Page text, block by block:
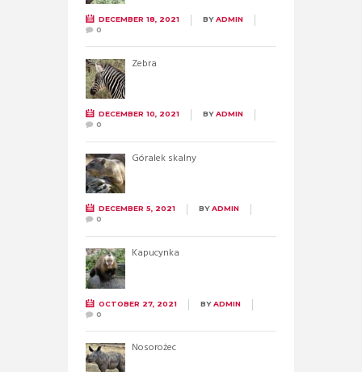
DECEMBER 18, 2021 BYADMIN
0
Zebra
DECEMBER 10, 2021 BYADMIN
0
Góralek skalny
DECEMBER 5, 2021 BYADMIN
0
Kapucynka
OCTOBER 27, 2021 BYADMIN
0
Nosorożec